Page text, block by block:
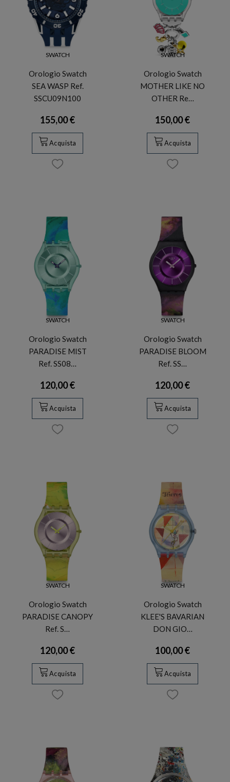
SWATCH
Orologio Swatch
SEA WASP Ref.
SSCU09N100
155,00 €
Acquista
SWATCH
Orologio Swatch
MOTHER LIKE NO
OTHER Re…
150,00 €
Acquista
SWATCH
Orologio Swatch
PARADISE MIST
Ref. SS08…
120,00 €
Acquista
SWATCH
Orologio Swatch
PARADISE BLOOM
Ref. SS…
120,00 €
Acquista
SWATCH
Orologio Swatch
PARADISE CANOPY
Ref. S…
120,00 €
Acquista
SWATCH
Orologio Swatch
KLEE'S BAVARIAN
DON GIO…
100,00 €
Acquista